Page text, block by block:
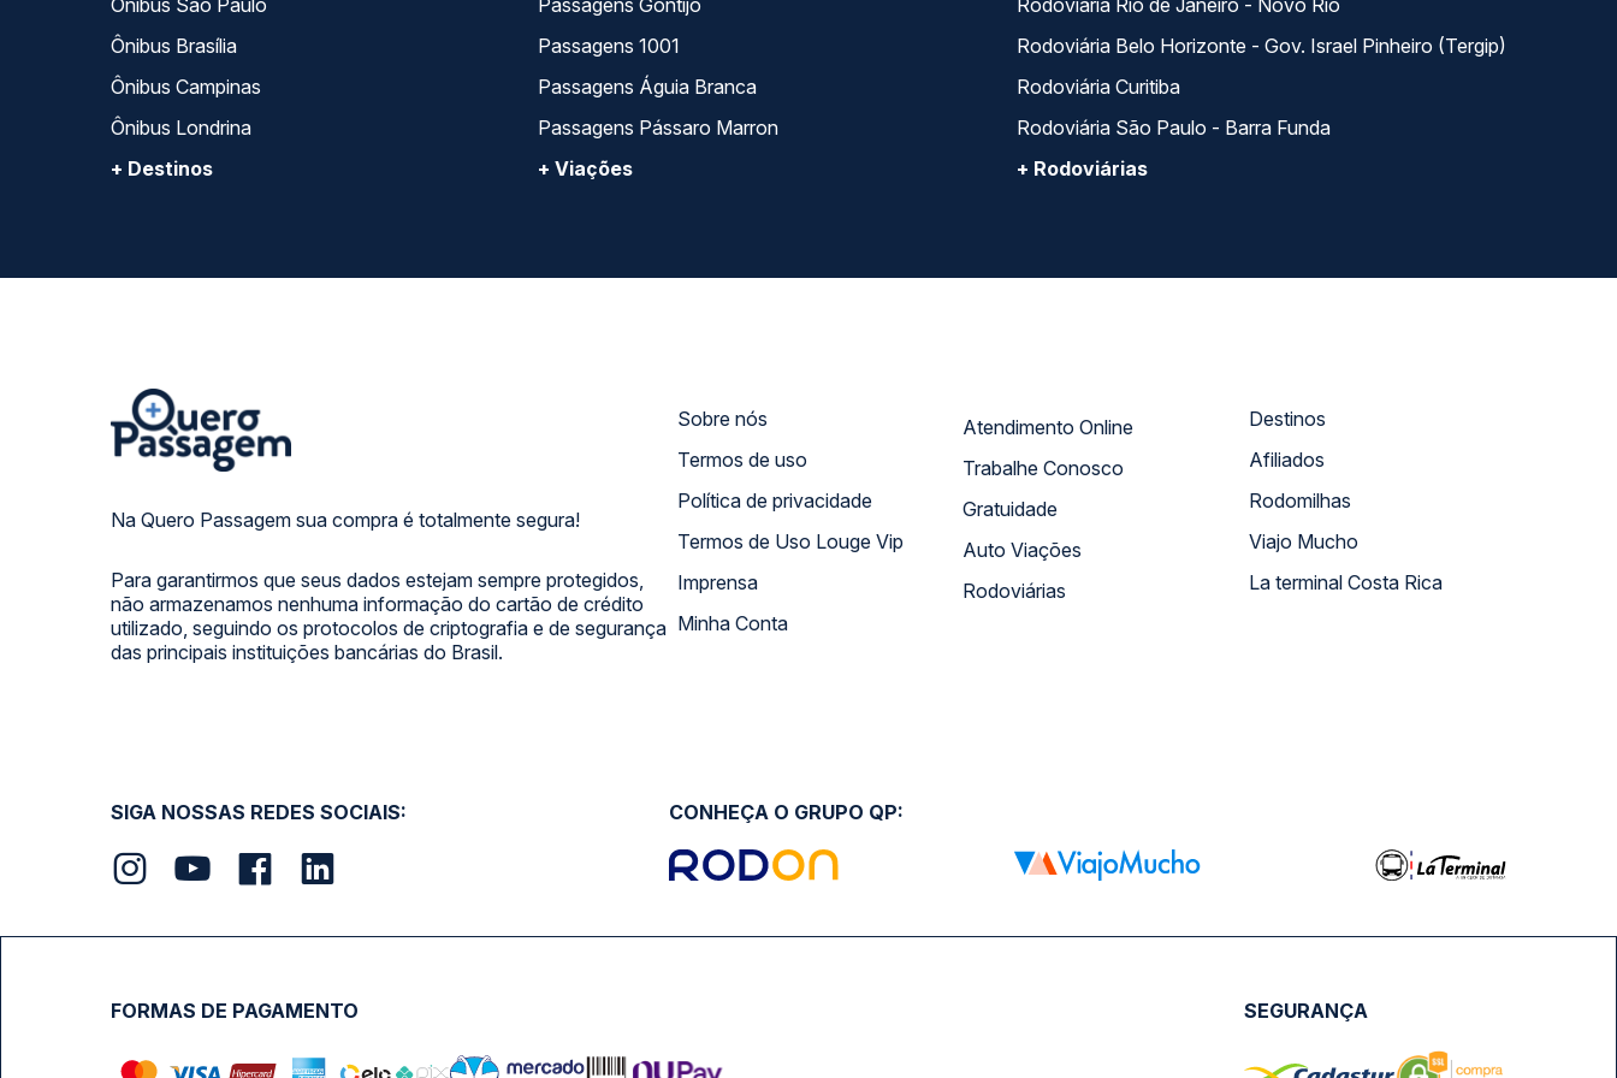
Ônibus São Paulo
Ônibus Brasília
Ônibus Campinas
Ônibus Londrina
+ Destinos
Passagens Gontijo
Passagens 1001
Passagens Águia Branca
Passagens Pássaro Marron
+ Viações
Rodoviária Rio de Janeiro - Novo Rio
Rodoviária Belo Horizonte - Gov. Israel Pinheiro (Tergip)
Rodoviária Curitiba
Rodoviária São Paulo - Barra Funda
+ Rodoviárias
Na Quero Passagem sua compra é totalmente segura!
Para garantirmos que seus dados estejam sempre protegidos,
não armazenamos nenhuma informação do cartão de crédito
utilizado, seguindo os protocolos de criptografia e de segurança
das principais instituições bancárias do Brasil.
Sobre nós
Termos de uso
Política de privacidade
Termos de Uso Louge Vip
Imprensa
Minha Conta
Atendimento Online
Trabalhe Conosco
Gratuidade
Auto Viações
Rodoviárias
Destinos
Afiliados
Rodomilhas
Viajo Mucho
La terminal Costa Rica
SIGA NOSSAS REDES SOCIAIS: CONHEÇA O GRUPO QP:
FORMAS DE PAGAMENTO SEGURANÇA